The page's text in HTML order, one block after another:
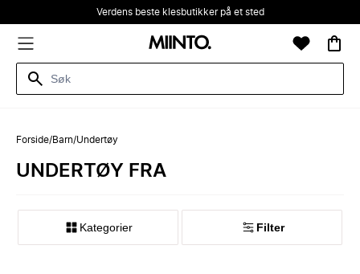
Verdens beste klesbutikker på et sted
Forside/Barn/Undertøy
UNDERTØY FRA
Kategorier Filter